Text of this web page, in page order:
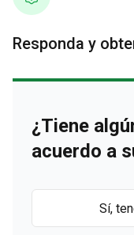
Responda y
¿Tiene
acuerdo a
Sí,